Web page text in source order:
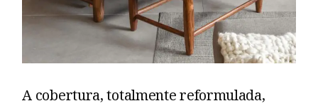
A cobertura, totalmente reformulada,